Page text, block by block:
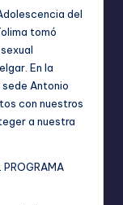
del
tomó
En la
Antonio
con nuestros
a nuestra
PROGRAMA